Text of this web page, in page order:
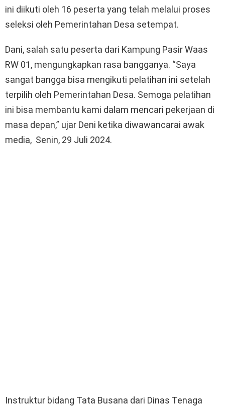
ini diikuti oleh 16 peserta yang telah melalui proses
seleksi oleh Pemerintahan Desa setempat.
Dani, salah satu peserta dari Kampung Pasir Waas
RW 01, mengungkapkan rasa bangganya. “Saya
sangat bangga bisa mengikuti pelatihan ini setelah
terpilih oleh Pemerintahan Desa. Semoga pelatihan
ini bisa membantu kami dalam mencari pekerjaan di
masa depan,” ujar Deni ketika diwawancarai awak
media, Senin, 29 Juli 2024.
Instruktur bidang Tata Busana dari Dinas Tenaga